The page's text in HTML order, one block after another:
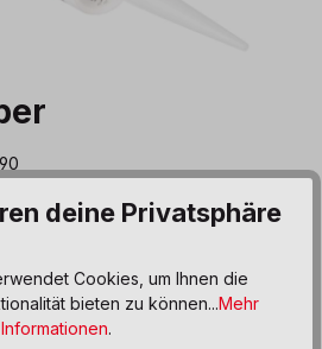
Gib den
In den Warenkorb
deine Privatsphäre
Cookies, um Ihnen die
bieten zu können...Mehr
Informationen.